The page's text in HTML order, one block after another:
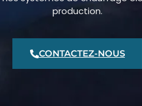
production.
CONTACTEZ-NOUS